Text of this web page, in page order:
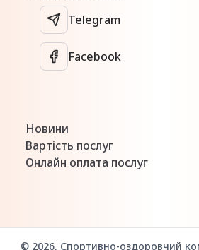
Telegram
Facebook
Новини
Вартість послуг
Онлайн оплата послуг
© 2026, Спортивно-оздоровчий